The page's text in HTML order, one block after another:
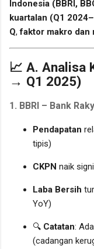
Indonesia (BBRI,
kuartalan (Q1
Q,faktor makro dan
📈 A. Analisa
→ Q1 2025)
1. BBRI – Bank
Pendapatan
tipis)
CKPN naik
Laba Bersih
YoY)
🔍 Catatan:
(cadangan